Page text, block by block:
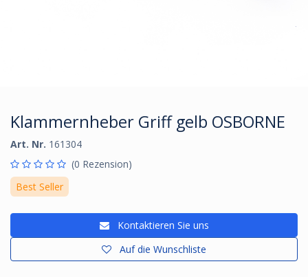
Klammernheber Griff gelb OSBORNE
Art. Nr. 161304
(0 Rezension)
Best Seller
Kontaktieren Sie uns
Auf die Wunschliste